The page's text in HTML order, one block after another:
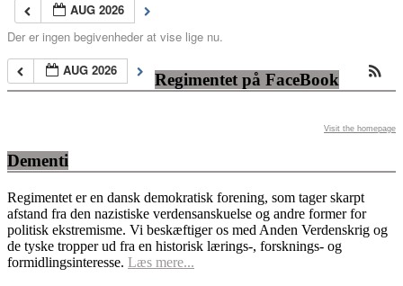
AUG 2026
Der er ingen begivenheder at vise lige nu.
AUG 2026
Regimentet på FaceBook
Visit the homepage
Dementi
Regimentet er en dansk demokratisk forening, som tager skarpt
afstand fra den nazistiske verdensanskuelse og andre former for
politisk ekstremisme. Vi beskæftiger os med Anden Verdenskrig og
de tyske tropper ud fra en historisk lærings-, forsknings- og
formidlingsinteresse. Læs mere...